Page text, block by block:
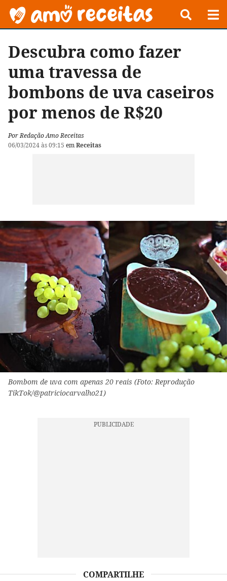
Descubra como fazer
uma travessa de
bombons de uva caseiros
por menos de R$20
Por Redação Amo Receitas
06/03/2024 às 09:15 emReceitas
Bombom de uva com apenas 20 reais (Foto: Reprodução
TikTok/@patriciocarvalho21)
COMPARTILHE